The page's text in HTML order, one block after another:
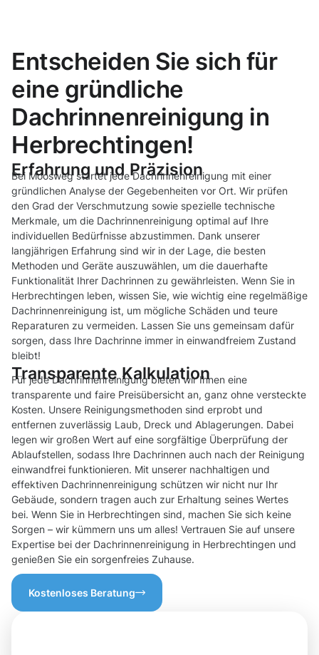
Entscheiden Sie sich für
eine gründliche
Dachrinnenreinigung in
Herbrechtingen!
Erfahrung und Präzision
Bei Moosweg startet jede Dachrinnenreinigung mit einer
gründlichen Analyse der Gegebenheiten vor Ort. Wir prüfen
den Grad der Verschmutzung sowie spezielle technische
Merkmale, um die Dachrinnenreinigung optimal auf Ihre
individuellen Bedürfnisse abzustimmen. Dank unserer
langjährigen Erfahrung sind wir in der Lage, die besten
Methoden und Geräte auszuwählen, um die dauerhafte
Funktionalität Ihrer Dachrinnen zu gewährleisten. Wenn Sie in
Herbrechtingen leben, wissen Sie, wie wichtig eine regelmäßige
Dachrinnenreinigung ist, um mögliche Schäden und teure
Reparaturen zu vermeiden. Lassen Sie uns gemeinsam dafür
sorgen, dass Ihre Dachrinne immer in einwandfreiem Zustand
bleibt!
Transparente Kalkulation
Für jede Dachrinnenreinigung bieten wir Ihnen eine
transparente und faire Preisübersicht an, ganz ohne versteckte
Kosten. Unsere Reinigungsmethoden sind erprobt und
entfernen zuverlässig Laub, Dreck und Ablagerungen. Dabei
legen wir großen Wert auf eine sorgfältige Überprüfung der
Ablaufstellen, sodass Ihre Dachrinnen auch nach der Reinigung
einwandfrei funktionieren. Mit unserer nachhaltigen und
effektiven Dachrinnenreinigung schützen wir nicht nur Ihr
Gebäude, sondern tragen auch zur Erhaltung seines Wertes
bei. Wenn Sie in Herbrechtingen sind, machen Sie sich keine
Sorgen – wir kümmern uns um alles! Vertrauen Sie auf unsere
Expertise bei der Dachrinnenreinigung in Herbrechtingen und
genießen Sie ein sorgenfreies Zuhause.
Kostenloses Beratung